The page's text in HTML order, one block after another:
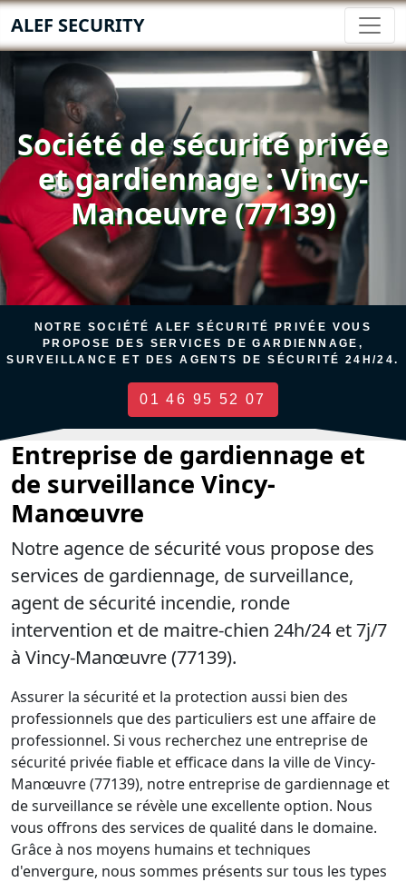
ALEF SECURITY
Société de sécurité privée
et gardiennage : Vincy-
Manœuvre (77139)
NOTRE SOCIÉTÉ ALEF SÉCURITÉ PRIVÉE VOUS
PROPOSE DES SERVICES DE GARDIENNAGE,
SURVEILLANCE ET DES AGENTS DE SÉCURITÉ 24H/24.
01 46 95 52 07
Entreprise de gardiennage et
de surveillance Vincy-
Manœuvre
Notre agence de sécurité vous propose des
services de gardiennage, de surveillance,
agent de sécurité incendie, ronde
intervention et de maitre-chien 24h/24 et 7j/7
à Vincy-Manœuvre (77139).
Assurer la sécurité et la protection aussi bien des
professionnels que des particuliers est une affaire de
professionnel. Si vous recherchez une entreprise de
sécurité privée fiable et efficace dans la ville de Vincy-
Manœuvre (77139), notre entreprise de gardiennage et
de surveillance se révèle une excellente option. Nous
vous offrons des services de qualité dans le domaine.
Grâce à nos moyens humains et techniques
d'envergure, nous sommes présents sur tous les types